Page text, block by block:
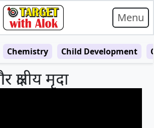
Menu
Chemistry Child Development
मृदा